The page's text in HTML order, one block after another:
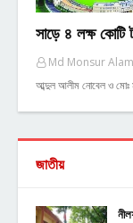
সাড়ে ৪ লক্ষ কোটি
Md Monsur Alam
আব্দুল আলীম নোবেল ও মোঃ
জাতীয়